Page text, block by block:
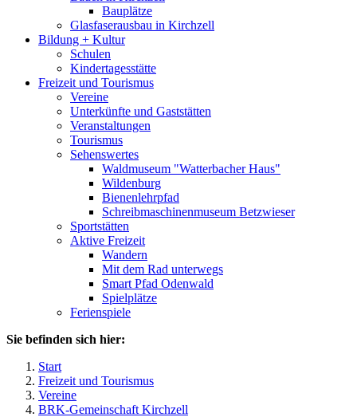
Bauplätze
Glasfaserausbau in Kirchzell
Bildung + Kultur
Schulen
Kindertagesstätte
Freizeit und Tourismus
Vereine
Unterkünfte und Gaststätten
Veranstaltungen
Tourismus
Sehenswertes
Waldmuseum "Watterbacher Haus"
Wildenburg
Bienenlehrpfad
Schreibmaschinenmuseum Betzwieser
Sportstätten
Aktive Freizeit
Wandern
Mit dem Rad unterwegs
Smart Pfad Odenwald
Spielplätze
Ferienspiele
Sie befinden sich hier:
Start
Freizeit und Tourismus
Vereine
BRK-Gemeinschaft Kirchzell